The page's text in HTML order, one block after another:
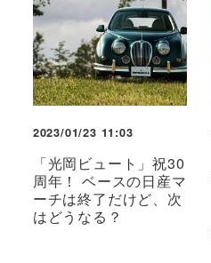
2023/01/23 11:03
「光岡ビュート」祝30
周年！ ベースの日産マ
ーチは終了だけど、次
はどうなる？